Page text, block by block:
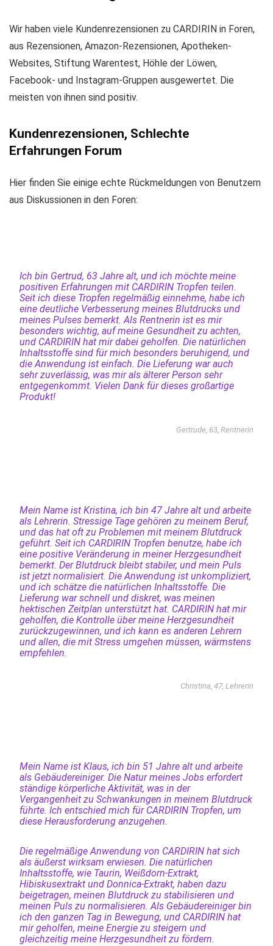
Wir haben viele Kundenrezensionen zu CARDIRIN in Foren,
aus Rezensionen, Amazon-Rezensionen, Apotheken-
Websites, Stiftung Warentest, Höhle der Löwen,
Facebook- und Instagram-Gruppen ausgewertet. Die
meisten von ihnen sind positiv.
Kundenrezensionen, Schlechte
Erfahrungen Forum
Hier finden Sie einige echte Rückmeldungen von Benutzern
aus Diskussionen in den Foren:
Ich bin Gertrud, 63 Jahre alt, und ich möchte meine
positiven Erfahrungen mit CARDIRIN Tropfen teilen.
Seit ich diese Tropfen regelmäßig einnehme, habe ich
eine deutliche Verbesserung meines Blutdrucks und
meines Pulses bemerkt. Als Rentnerin ist es mir
besonders wichtig, auf meine Gesundheit zu achten,
und CARDIRIN hat mir dabei geholfen. Die natürlichen
Inhaltsstoffe sind für mich besonders beruhigend, und
die Anwendung ist einfach. Die Lieferung war auch
sehr zuverlässig, was mir als älterer Person sehr
entgegenkommt. Vielen Dank für dieses großartige
Produkt!
Gertrude, 63, Rentnerin
Mein Name ist Kristina, ich bin 47 Jahre alt und arbeite
als Lehrerin. Stressige Tage gehören zu meinem Beruf,
und das hat oft zu Problemen mit meinem Blutdruck
geführt. Seit ich CARDIRIN Tropfen benutze, habe ich
eine positive Veränderung in meiner Herzgesundheit
bemerkt. Der Blutdruck bleibt stabiler, und mein Puls
ist jetzt normalisiert. Die Anwendung ist unkompliziert,
und ich schätze die natürlichen Inhaltsstoffe. Die
Lieferung war schnell und diskret, was meinen
hektischen Zeitplan unterstützt hat. CARDIRIN hat mir
geholfen, die Kontrolle über meine Herzgesundheit
zurückzugewinnen, und ich kann es anderen Lehrern
und allen, die mit Stress umgehen müssen, wärmstens
empfehlen.
Christina, 47, Lehrerin
Mein Name ist Klaus, ich bin 51 Jahre alt und arbeite
als Gebäudereiniger. Die Natur meines Jobs erfordert
ständige körperliche Aktivität, was in der
Vergangenheit zu Schwankungen in meinem Blutdruck
führte. Ich entschied mich für CARDIRIN Tropfen, um
diese Herausforderung anzugehen.
Die regelmäßige Anwendung von CARDIRIN hat sich
als äußerst wirksam erwiesen. Die natürlichen
Inhaltsstoffe, wie Taurin, Weißdorn-Extrakt,
Hibiskusextrakt und Donnica-Extrakt, haben dazu
beigetragen, meinen Blutdruck zu stabilisieren und
meinen Puls zu normalisieren. Als Gebäudereiniger bin
ich den ganzen Tag in Bewegung, und CARDIRIN hat
mir geholfen, meine Energie zu steigern und
gleichzeitig meine Herzgesundheit zu fördern.